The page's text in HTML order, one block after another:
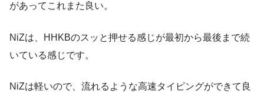
があってこれまた良い。
NiZは、HHKBのスッと押せる感じが最初から最後まで続
いている感じです。
NiZは軽いので、流れるような高速タイピングができて良